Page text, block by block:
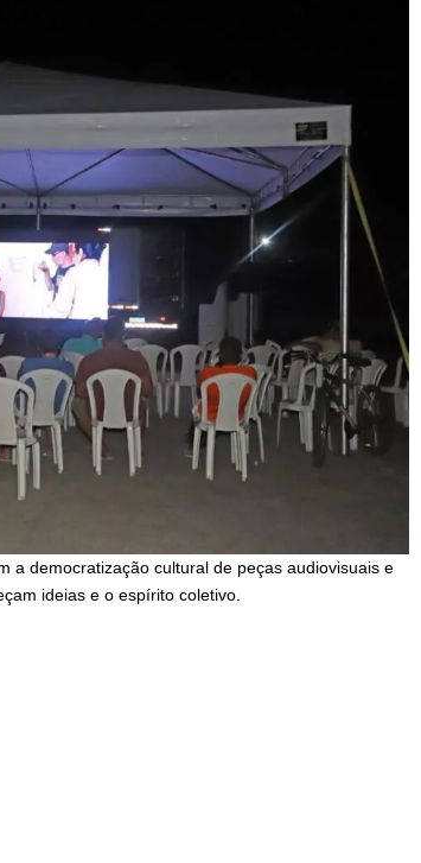
a democratização cultural de peças audiovisuais e
ideias e o espírito coletivo.